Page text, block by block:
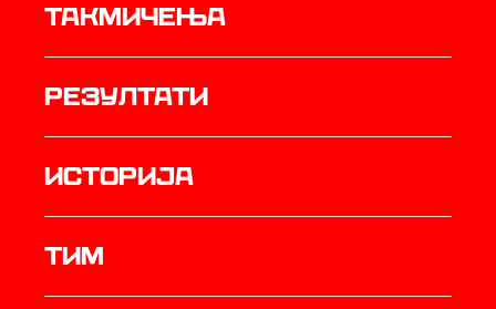
Такмичења
резултати
историја
ТИМ